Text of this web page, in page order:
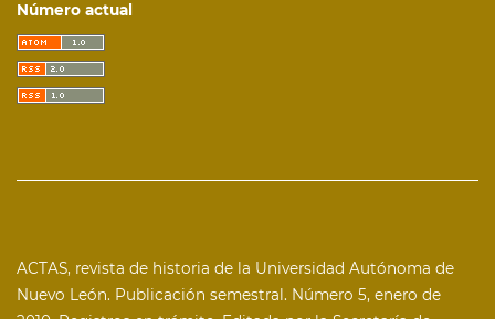
Número actual
ACTAS, revista de historia de la Universidad Autónoma de
Nuevo León. Publicación semestral. Número 5, enero de